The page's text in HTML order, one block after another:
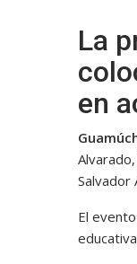
La
en
Salvador
El